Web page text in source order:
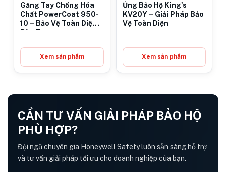
Găng Tay Chống Hóa
Chất PowerCoat 950-
10 – Bảo Vệ Toàn Diện
Bàn Tay
Xem sản phẩm
Ủng Bảo Hộ King's
KV20Y – Giải Pháp Bảo
Vệ Toàn Diện
Xem sản phẩm
CẦN TƯ VẤN GIẢI PHÁP BẢO HỘ
PHÙ HỢP?
Đội ngũ chuyên gia Honeywell Safety luôn sẵn sàng hỗ trợ
và tư vấn giải pháp tối ưu cho doanh nghiệp của bạn.